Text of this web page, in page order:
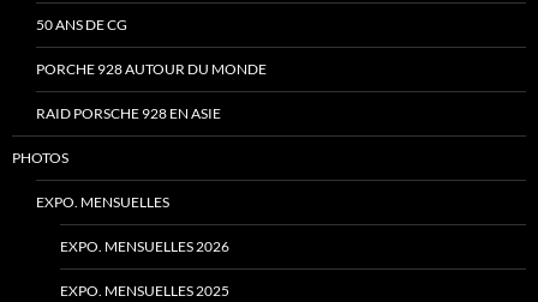
50 ANS DE CG
PORCHE 928 AUTOUR DU MONDE
RAID PORSCHE 928 EN ASIE
PHOTOS
EXPO. MENSUELLES
EXPO. MENSUELLES 2026
EXPO. MENSUELLES 2025